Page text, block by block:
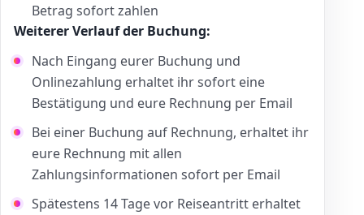
Betrag sofort zahlen
Weiterer Verlauf der Buchung:
Nach Eingang eurer Buchung und
Onlinezahlung erhaltet ihr sofort eine
Bestätigung und eure Rechnung per Email
Bei einer Buchung auf Rechnung, erhaltet ihr
eure Rechnung mit allen
Zahlungsinformationen sofort per Email
Spätestens 14 Tage vor Reiseantritt erhaltet